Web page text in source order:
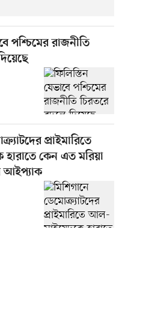
পশ্চিমের রাজনীতি
প্রাইমারিতে
কেন এত মরিয়া
আইপ্যাক